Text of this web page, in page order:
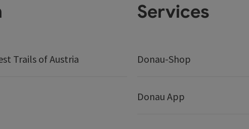
Trails of Austria
Services
Donau-Shop
Donau App